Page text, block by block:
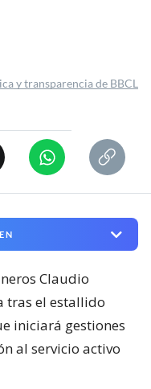
y transparencia de BBCL
Claudio
tras el estallido
iniciará gestiones
al servicio activo